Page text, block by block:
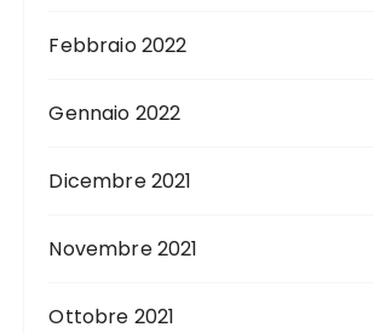
Febbraio 2022
Gennaio 2022
Dicembre 2021
Novembre 2021
Ottobre 2021